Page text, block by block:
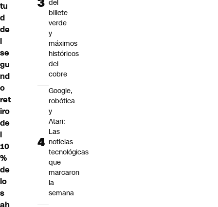
tu
d
de
l
se
gu
nd
o
ret
iro
de
l
10
%
de
lo
s
del
billete
verde
y
máximos
históricos
del
cobre
Google,
robótica
y
Atari:
Las
noticias
tecnológicas
que
marcaron
la
semana